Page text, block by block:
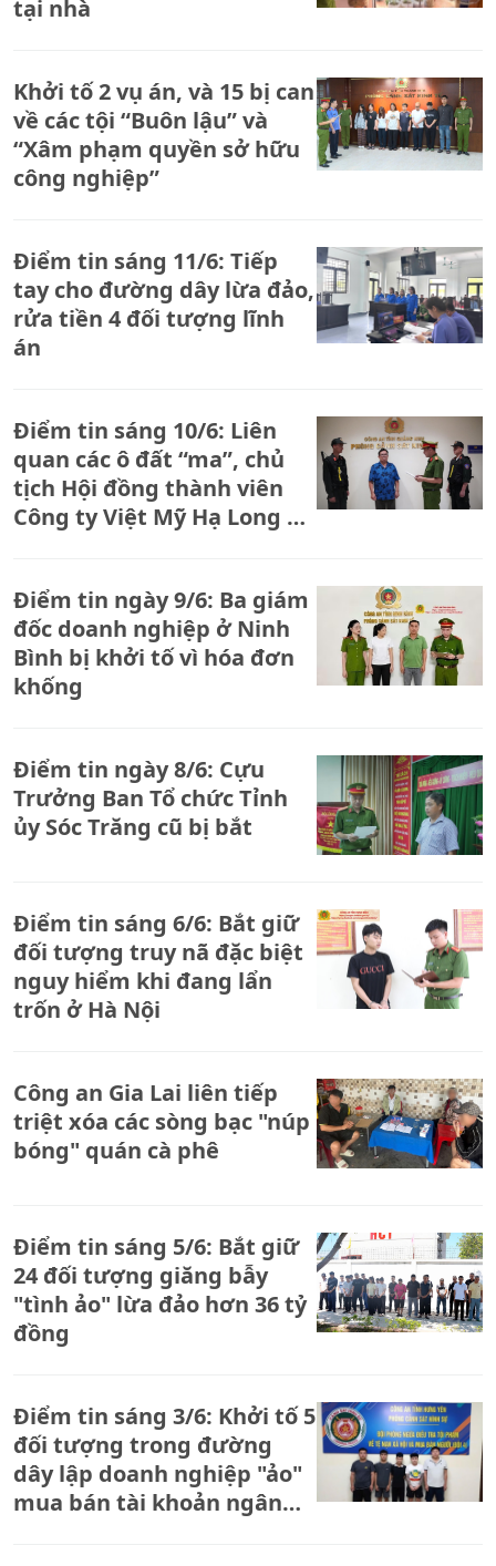
tại nhà
Khởi tố 2 vụ án, và 15 bị can
về các tội “Buôn lậu” và
“Xâm phạm quyền sở hữu
công nghiệp”
Điểm tin sáng 11/6: Tiếp
tay cho đường dây lừa đảo,
rửa tiền 4 đối tượng lĩnh
án
Điểm tin sáng 10/6: Liên
quan các ô đất “ma”, chủ
tịch Hội đồng thành viên
Công ty Việt Mỹ Hạ Long bị
Điểm tin ngày 9/6: Ba giám
đốc doanh nghiệp ở Ninh
Bình bị khởi tố vì hóa đơn
khống
Điểm tin ngày 8/6: Cựu
Trưởng Ban Tổ chức Tỉnh
ủy Sóc Trăng cũ bị bắt
Điểm tin sáng 6/6: Bắt giữ
đối tượng truy nã đặc biệt
nguy hiểm khi đang lẩn
trốn ở Hà Nội
Công an Gia Lai liên tiếp
triệt xóa các sòng bạc "núp
bóng" quán cà phê
Điểm tin sáng 5/6: Bắt giữ
24 đối tượng giăng bẫy
"tình ảo" lừa đảo hơn 36 tỷ
đồng
Điểm tin sáng 3/6: Khởi tố 5
đối tượng trong đường
dây lập doanh nghiệp "ảo"
mua bán tài khoản ngân